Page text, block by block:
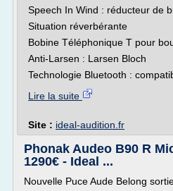
Speech In Wind : réducteur de
Situation réverbérante
Bobine Téléphonique T pour
Anti-Larsen : Larsen Bloch
Technologie Bluetooth :
Lire la suite
Site : ideal-audition.fr
Phonak Audeo B90 R
1290€ - Ideal ...
Nouvelle Puce Aude Belong